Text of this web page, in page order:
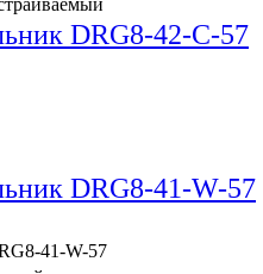
DRG8-42-C-57
DRG8-41-W-57
41-W-57